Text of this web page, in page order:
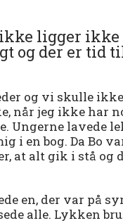
ligger ikke
og der er tid
og vi skulle
når jeg ikke har
lavede
i en bog. Da Bo
at alt gik i stå og
en, der var på
alle. Lykken